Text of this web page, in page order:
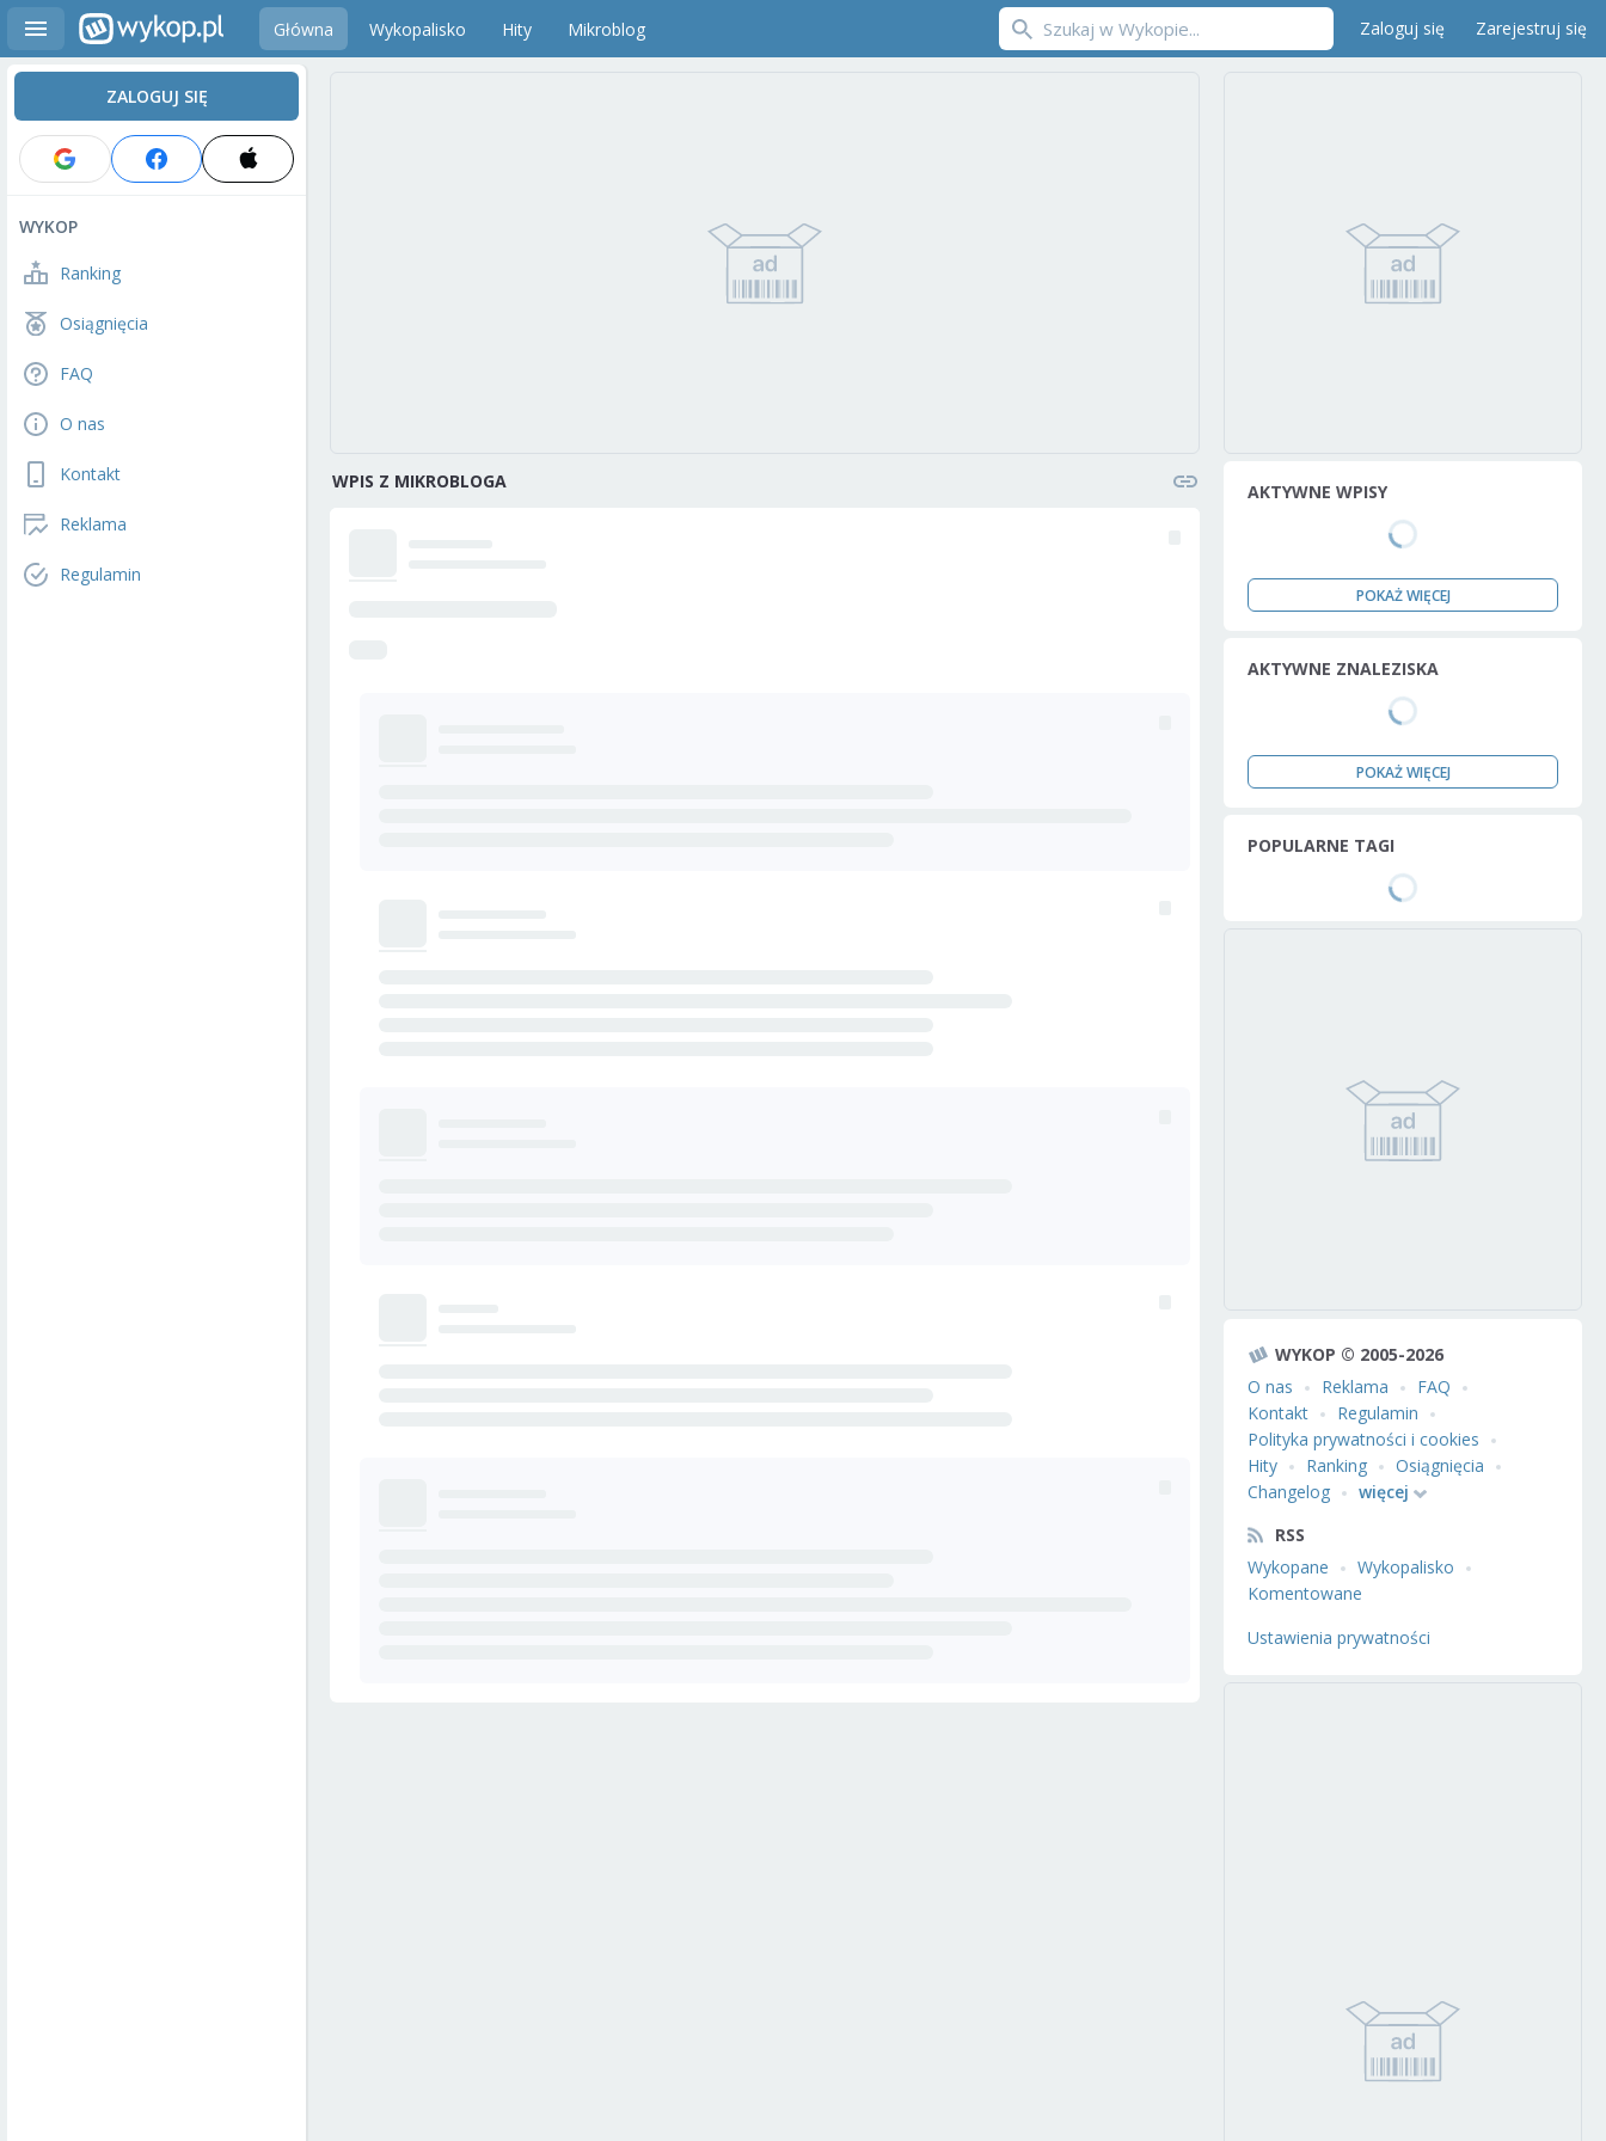
Główna Wykopalisko Hity Mikroblog Zaloguj się Zarejestruj się
ZALOGUJ SIĘ
WYKOP
Ranking
Osiągnięcia
FAQ
O nas
Kontakt
Reklama
Regulamin
WPIS Z MIKROBLOGA AKTYWNE WPISY
POKAŻ WIĘCEJ
AKTYWNE ZNALEZISKA
POKAŻ WIĘCEJ
POPULARNE TAGI
WYKOP © 2005-2026
O nas
Reklama
FAQ
Kontakt
Regulamin
Polityka prywatności i cookies
Hity
Ranking
Osiągnięcia
Changelog
więcej
RSS
Wykopane
Wykopalisko
Komentowane
Ustawienia prywatności